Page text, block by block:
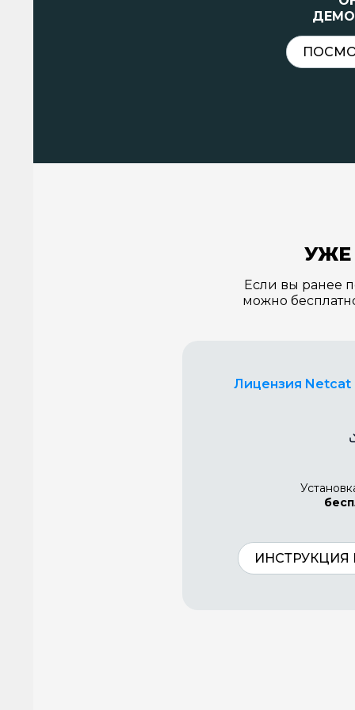
УЖЕ
Если вы ранее
можно
Лицензия Netcat
ИНСТРУКЦИЯ